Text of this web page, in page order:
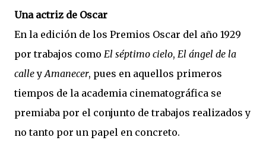
Una actriz de Oscar
En la edición de los Premios Oscar del año 1929
por trabajos como El séptimo cielo, El ángel de la
calleyAmanecer, pues en aquellos primeros
tiempos de la academia cinematográfica se
premiaba por el conjunto de trabajos realizados y
no tanto por un papel en concreto.